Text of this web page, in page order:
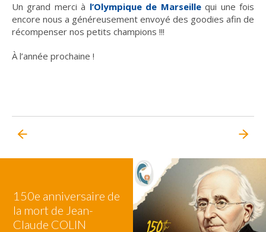
Un grand merci à l’Olympique de Marseillequi une fois
encore nous a généreusement envoyé des goodies afin de
récompenser nos petits champions !!!
À l’année prochaine !
150e anniversaire de
la mort de Jean-
Claude COLIN